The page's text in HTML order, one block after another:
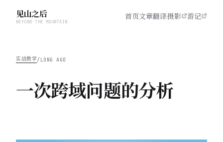
见山之后
BEYOND THE MOUNTAIN
首页文章翻译摄影 游记
实战教学/ LONG AGO
一次跨域问题的分析